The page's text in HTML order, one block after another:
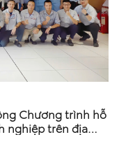
Chương trình hỗ
nghiệp trên địa